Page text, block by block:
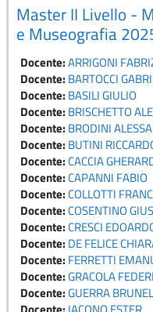
Master II Livello -
e Museografia
Docente:ARRIGONI
Docente: BARTOCCI
Docente: BASILI GIULIO
Docente: BRISCHETTO
Docente: BRODINI
Docente: BUTINI
Docente:CACCIA
Docente:CAPANNI FABIO
Docente:COLLOTTI
Docente:COSENTINO
Docente:CRESCI
Docente: DE FELICE
Docente: FERRETTI
Docente:GRACOLA
Docente:GUERRA